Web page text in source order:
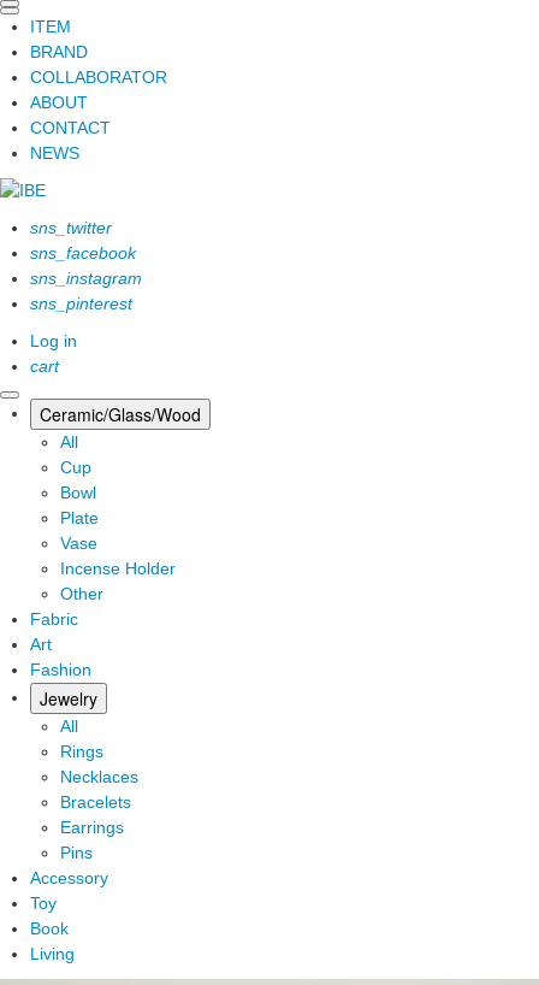
ITEM
BRAND
COLLABORATOR
ABOUT
CONTACT
NEWS
sns_twitter
sns_facebook
sns_instagram
sns_pinterest
Log in
cart
Ceramic/Glass/Wood
All
Cup
Bowl
Plate
Vase
Incense Holder
Other
Fabric
Art
Fashion
Jewelry
All
Rings
Necklaces
Bracelets
Earrings
Pins
Accessory
Toy
Book
Living